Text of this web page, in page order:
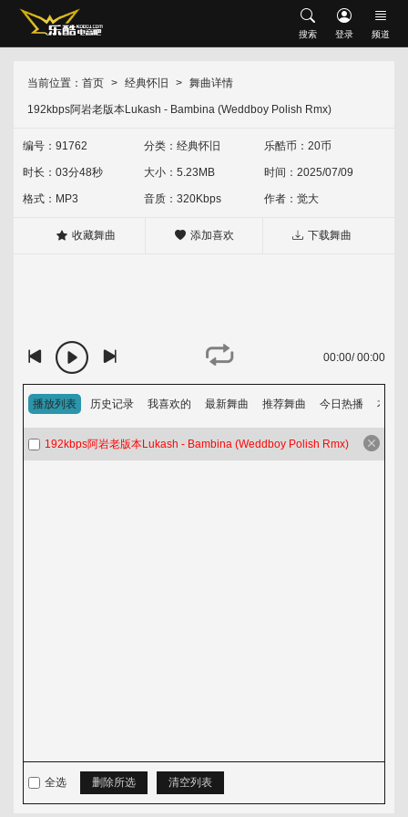
搜索 登录 频道
搜索
外文舞曲 沈风外文 外网资源 经典怀旧 HOUSE Electro
排行榜
音乐上传人
音乐发布区
会员中心 修改资料
升级VIP 我喜欢的 下载记录
当前位置： 首页 经典怀旧 舞曲详情
192kbps阿岩老版本Lukash - Bambina (Weddboy Polish Rmx)
编号：91762 分类： 经典怀旧 乐酷币：20币
时长：03分48秒 大小：5.23MB 时间：2025/07/09
格式：MP3 音质：320Kbps 作者：觉大
收藏舞曲 添加喜欢 下载舞曲
00:00/00:00
播放列表 历史记录 我喜欢的 最新舞曲 推荐舞曲 今日热播 本周
192kbps阿岩老版本Lukash - Bambina (Weddboy Polish Rmx)
全选 删除所选 清空列表